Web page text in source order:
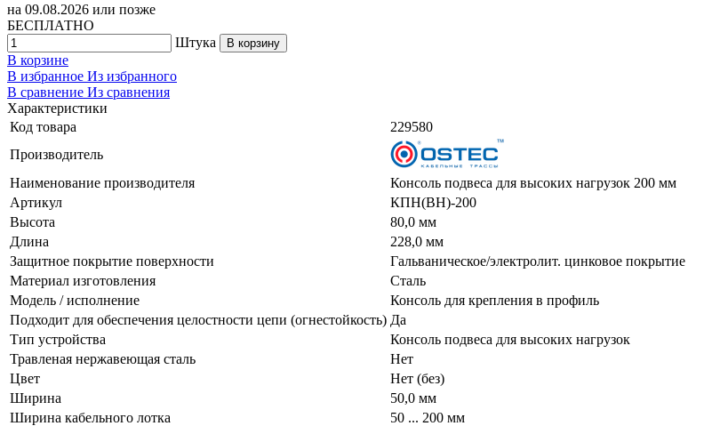
на 09.08.2026 или позже
БЕСПЛАТНО
Штука
В корзину
В корзине
В избранное Из избранного
В сравнение Из сравнения
Характеристики
Код товара
229580
Производитель
Наименование производителя
Консоль подвеса для высоких нагрузок 200 мм
Артикул
КПН(ВН)-200
Высота
80,0 мм
Длина
228,0 мм
Защитное покрытие поверхности
Гальваническое/электролит. цинковое покрытие
Материал изготовления
Сталь
Модель / исполнение
Консоль для крепления в профиль
Подходит для обеспечения целостности цепи (огнестойкость) Да
Тип устройства
Консоль подвеса для высоких нагрузок
Травленая нержавеющая сталь
Нет
Цвет
Нет (без)
Ширина
50,0 мм
Ширина кабельного лотка
50 ... 200 мм